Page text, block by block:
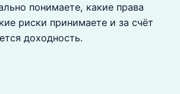
понимаете, какие права
риски принимаете и за счёт
доходность.